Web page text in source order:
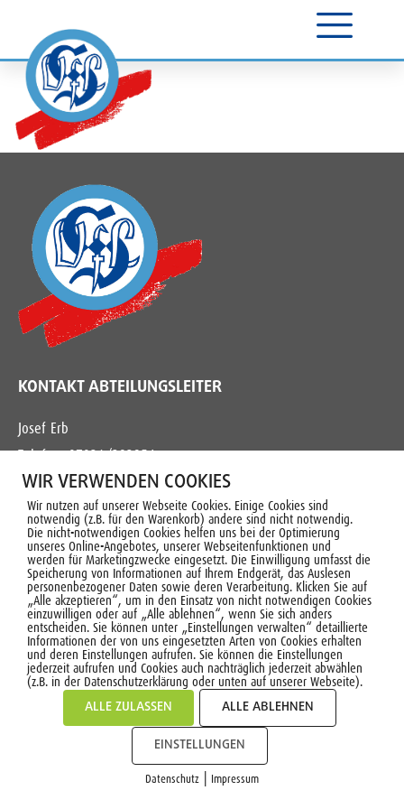
KONTAKT ABTEILUNGSLEITER
Josef Erb
Telefon: 07031/383954
E-Mail:radsport-sindelfingen@gmx.de
© 2021 VFL SINDELFINGEN 1862 E.V. | IMPRESSUM|DATENSCHUTZ
MADE WITH ❤ BYPASSGEBER
WIR VERWENDEN COOKIES
Wir nutzen auf unserer Webseite Cookies. Einige Cookies sind
notwendig (z.B. für den Warenkorb) andere sind nicht notwendig.
Die nicht-notwendigen Cookies helfen uns bei der Optimierung
unseres Online-Angebotes, unserer Webseitenfunktionen und
werden für Marketingzwecke eingesetzt. Die Einwilligung umfasst die
Speicherung von Informationen auf Ihrem Endgerät, das Auslesen
personenbezogener Daten sowie deren Verarbeitung. Klicken Sie auf
„Alle akzeptieren“, um in den Einsatz von nicht notwendigen Cookies
einzuwilligen oder auf „Alle ablehnen“, wenn Sie sich anders
entscheiden. Sie können unter „Einstellungen verwalten“ detaillierte
Informationen der von uns eingesetzten Arten von Cookies erhalten
und deren Einstellungen aufrufen. Sie können die Einstellungen
jederzeit aufrufen und Cookies auch nachträglich jederzeit abwählen
(z.B. in der Datenschutzerklärung oder unten auf unserer Webseite).
ALLE ZULASSEN
ALLE ABLEHNEN
EINSTELLUNGEN
Datenschutz Impressum